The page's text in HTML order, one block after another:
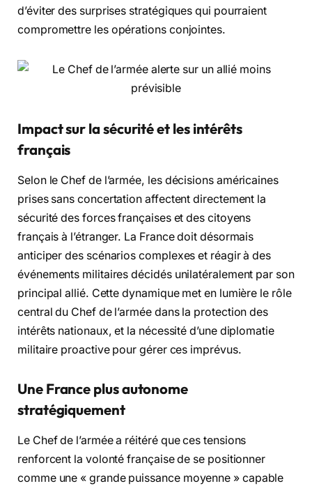
d’éviter des surprises stratégiques qui pourraient
compromettre les opérations conjointes.
Impact sur la sécurité et les intérêts
français
Selon le Chef de l’armée, les décisions américaines
prises sans concertation affectent directement la
sécurité des forces françaises et des citoyens
français à l’étranger. La France doit désormais
anticiper des scénarios complexes et réagir à des
événements militaires décidés unilatéralement par son
principal allié. Cette dynamique met en lumière le rôle
central du Chef de l’armée dans la protection des
intérêts nationaux, et la nécessité d’une diplomatie
militaire proactive pour gérer ces imprévus.
Une France plus autonome
stratégiquement
Le Chef de l’armée a réitéré que ces tensions
renforcent la volonté française de se positionner
comme une « grande puissance moyenne » capable